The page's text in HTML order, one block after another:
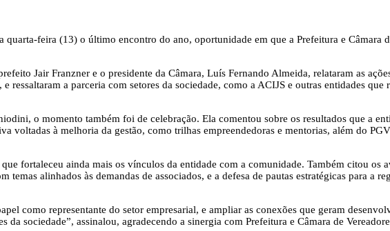
feira (13) o último encontro do ano, oportunidade em que a Prefeitura e Câmara
Jair Franzner e o presidente da Câmara, Luís Fernando Almeida, relataram as
ressaltaram a parceria com setores da sociedade, como a ACIJS e outras entidades
o momento também foi de celebração. Ela comentou sobre os resultados que a
voltadas à melhoria da gestão, como trilhas empreendedoras e mentorias, além do
fortaleceu ainda mais os vínculos da entidade com a comunidade. Também citou os
alinhados às demandas de associados, e a defesa de pautas estratégicas para a
como representante do setor empresarial, e ampliar as conexões que geram
sociedade”, assinalou, agradecendo a sinergia com Prefeitura e Câmara de